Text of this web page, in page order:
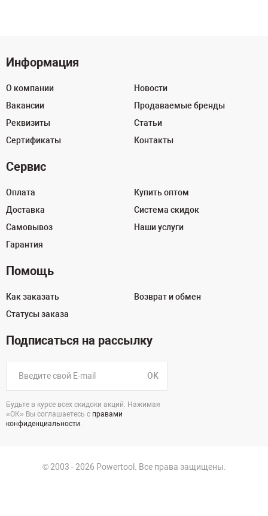
Информация
О компании
Вакансии
Реквизиты
Сертификаты
Новости
Продаваемые бренды
Статьи
Контакты
Сервис
Оплата
Доставка
Самовывоз
Гарантия
Купить оптом
Система скидок
Наши услуги
Помощь
Как заказать
Статусы заказа
Возврат и обмен
Подписаться на рассылку
OK
Будьте в курсе всех скидоки акций. Нажимая
«ОК» Вы соглашаетесь с правами
конфиденциальности.
© 2003 - 2026 Powertool. Все права защищены.